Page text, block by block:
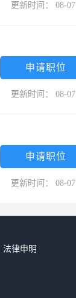
更新时间： 08-07
申请职位
更新时间： 08-07
申请职位
更新时间： 08-07
法律申明